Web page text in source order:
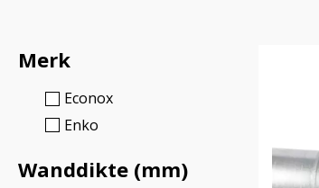
Merk
Econox
Enko
Wanddikte (mm)